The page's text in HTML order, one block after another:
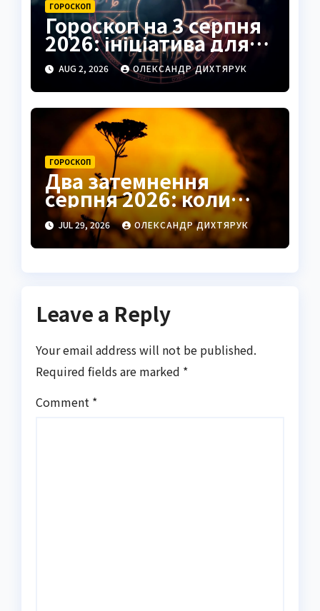
ГОРОСКОП
Гороскоп на 3 серпня
2026: ініціатива для
Овнів, підказки для
Риб
AUG 2, 2026 ОЛЕКСАНДР ДИХТЯРУК
ГОРОСКОП
Два затемнення
серпня 2026: коли
чекати удачі в коханні
та грошах
JUL 29, 2026 ОЛЕКСАНДР ДИХТЯРУК
Leave a Reply
Your email address will not be published.
Required fields are marked *
Comment *